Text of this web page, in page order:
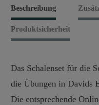
die
Schwangerschaft
Menge
Beschreibung
Produktsicherheit
Das Schalenset für die
die Übungen in Davids
Die entsprechende